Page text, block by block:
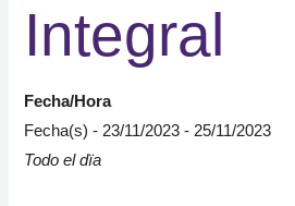
Integral
Fecha/Hora
Fecha(s) - 23/11/2023 - 25/11/2023
Todo el dïa